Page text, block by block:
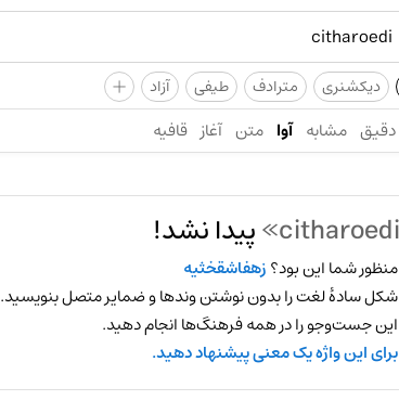
دیکشنری مترادف طیفی آزاد +
دقیق مشابه آوا متن آغاز قافیه
پیدا نشد!
منظور شما این بود؟زهفاشقخثیه
شکل سادهٔ لغت را بدون نوشتن وندها و ضمایر متصل بنویسید.
این جست‌وجو را در همه فرهنگ‌ها انجام دهید.
برای این واژه یک معنی پیشنهاد دهید.